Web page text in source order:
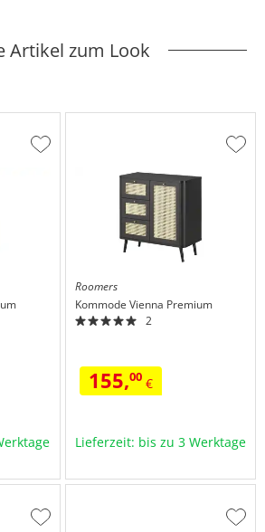
Artikel zum Look
Zur
Roomers
Kommode Vienna Premium
2
155,00€
Zur
Lieferzeit: bis zu 3 Werktage
Zur
Zur